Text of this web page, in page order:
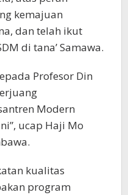
kemajuan
dan telah ikut
di tana’ Samawa.
Profesor Din
Modern
ucap Haji Mo
kualitas
program